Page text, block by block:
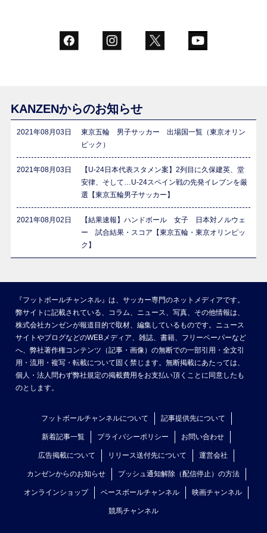
KANZENからのお知らせ
2021年08月03日
東京五輪 男子サッカー 出場国一覧（東京オリン
ピック）
2021年08月03日
【U-24日本代表スタメン案】2列目に久保建英、堂
安律、そして…U-24スペイン戦の先発イレブンを厳
選【東京五輪男子サッカー】
2021年08月02日
【結果速報】ハンドボール 女子 日本対ノルウェ
ー 試合結果・スコア【東京五輪・東京オリンピッ
ク】
『フットボールチャンネル』は、サッカー専門のネットメディアです。
弊サイトに記載されている、コラム、ニュース、写真、その他情報は、
株式会社カンゼンが報道目的で取材、編集しているものです。ニュース
サイトやブログなどのWEBメディア、雑誌、書籍、フリーペーパーなど
へ、弊社著作権コンテンツ（記事・画像）の無断での一部引用・全文引
用・流用・複写・転載について固く禁じます。無断掲載にあたっては、
個人・法人問わず弊社規定の掲載費用をお支払い頂くことに同意したも
のとします。
フットボールチャンネルについて 記事提供先について
新着記事一覧 プライバシーポリシー お問い合わせ
広告掲載について リリース送付先について 運営会社
カンゼンからのお知らせ プッシュ通知解除（配信停止）の方法
オンラインショップ ベースボールチャンネル 映画チャンネル
競馬チャンネル